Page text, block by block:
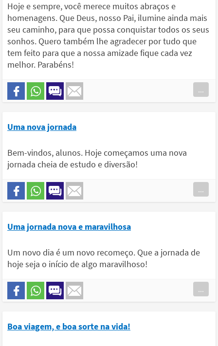
Hoje e sempre, você merece muitos abraços e
homenagens. Que Deus, nosso Pai, ilumine ainda mais
seu caminho, para que possa conquistar todos os seus
sonhos. Quero também lhe agradecer por tudo que
tem feito para que a nossa amizade fique cada vez
melhor. Parabéns!
...
Uma nova jornada
Bem-vindos, alunos. Hoje começamos uma nova
jornada cheia de estudo e diversão!
...
Uma jornada nova e maravilhosa
Um novo dia é um novo recomeço. Que a jornada de
hoje seja o início de algo maravilhoso!
...
Boa viagem, e boa sorte na vida!